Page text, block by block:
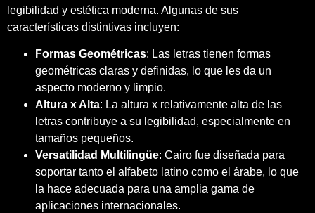
legibilidad y estética moderna. Algunas de sus
características distintivas incluyen:
Formas Geométricas: Las letras tienen formas
geométricas claras y definidas, lo que les da un
aspecto moderno y limpio.
Altura x Alta: La altura x relativamente alta de las
letras contribuye a su legibilidad, especialmente en
tamaños pequeños.
Versatilidad Multilingüe: Cairo fue diseñada para
soportar tanto el alfabeto latino como el árabe, lo que
la hace adecuada para una amplia gama de
aplicaciones internacionales.